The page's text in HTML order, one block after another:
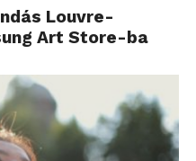
Louvre-
Art Store-ba